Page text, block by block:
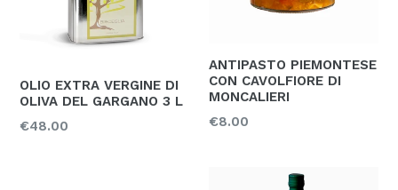
OLIO EXTRA VERGINE DI
OLIVA DEL GARGANO 3 L
Prezzo
€48.00
ANTIPASTO PIEMONTESE
CON CAVOLFIORE DI
MONCALIERI
Prezzo
€8.00